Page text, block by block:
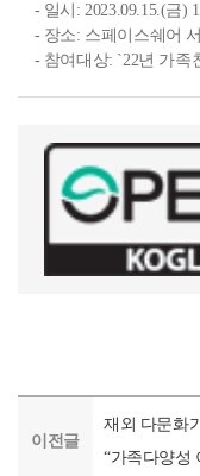
- 일시: 2023.09.15.(금)
- 장소: 스페이스쉐어
- 참여대상: `22년 가족
이전글
재외 다문화
“가족다양성